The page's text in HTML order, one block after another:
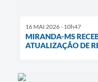
16 MAI 2026 - 10h47
MIRANDA-MS
ATUALIZAÇÃO DE